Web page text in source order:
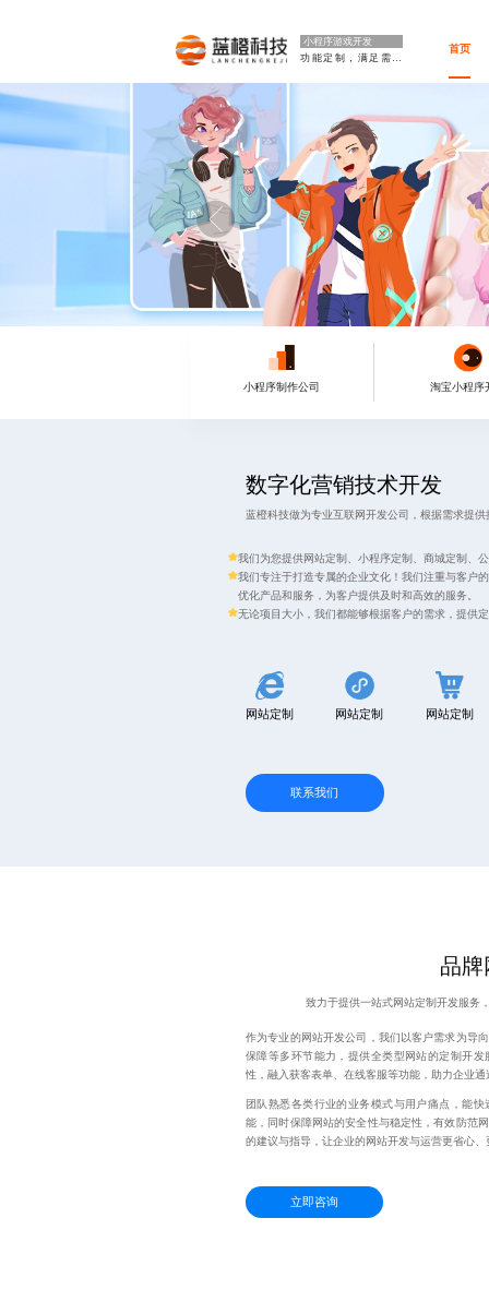
小程序游戏开发
功能定制，满足需求
首页
小程序制作公司 淘宝小程序
数字化营销技术开发
蓝橙科技做为专业互联网开发公司，根据需求提
我们为您提供网站定制、小程序定制、商城定制、
我们专注于打造专属的企业文化！我们注重与客户
优化产品和服务，为客户提供及时和高效的服务。
无论项目大小，我们都能够根据客户的需求，提供
网站定制 网站定制 网站定制
联系我们
品牌
致力于提供一站式网站定制开发服务
作为专业的网站开发公司，我们以客户需求为导
保障等多环节能力，提供全类型网站的定制开
性，融入获客表单、在线客服等功能，助力企业
团队熟悉各类行业的业务模式与用户痛点，能
能，同时保障网站的安全性与稳定性，有效防范
的建议与指导，让企业的网站开发与运营更省心、
立即咨询